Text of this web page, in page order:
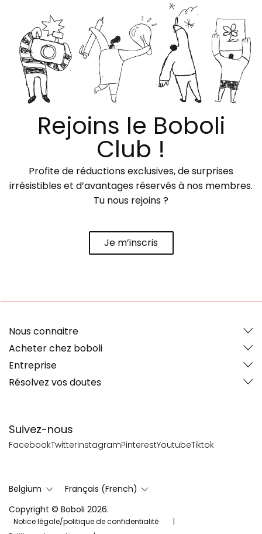
Rejoins le Boboli
Club !
Profite de réductions exclusives, de surprises
irrésistibles et d’avantages réservés à nos membres.
Tu nous rejoins ?
Je m’inscris
Suivez-nous
FacebookTwitterInstagramPinterestYoutubeTiktok
Nous connaitre
Acheter chez boboli
Entreprise
Résolvez vos doutes
Belgium
Français (French)
Copyright © Boboli 2026.
Notice légale/politique de confidentialité